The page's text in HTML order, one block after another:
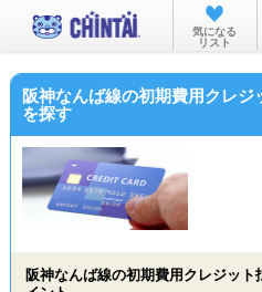
お部屋
沿
不
気になる
リスト
阪神なんば線の初期費用クレ
を探す
阪神なんば線の初期費用クレジッ